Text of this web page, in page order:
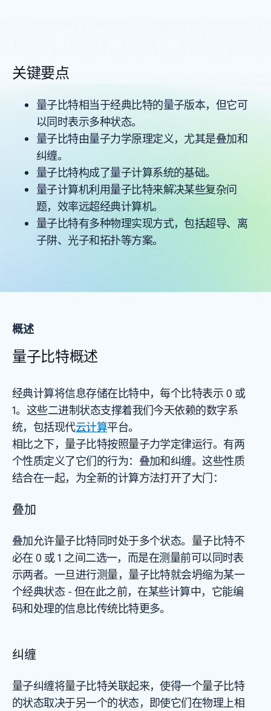
关键要点
量子比特相当于经典比特的量子版本，但它可
以同时表示多种状态。
量子比特由量子力学原理定义，尤其是叠加和
纠缠。
量子比特构成了量子计算系统的基础。
量子计算机利用量子比特来解决某些复杂问
题，效率远超经典计算机。
量子比特有多种物理实现方式，包括超导、离
子阱、光子和拓扑等方案。
概述
量子比特概述
经典计算将信息存储在比特中，每个比特表示 0 或
1。这些二进制状态支撑着我们今天依赖的数字系
统，包括现代云计算平台。
相比之下，量子比特按照量子力学定律运行。有两
个性质定义了它们的行为：叠加和纠缠。这些性质
结合在一起，为全新的计算方法打开了大门：
叠加
叠加允许量子比特同时处于多个状态。量子比特不
必在 0 或 1 之间二选一，而是在测量前可以同时表
示两者。一旦进行测量，量子比特就会坍缩为某一
个经典状态 - 但在此之前，在某些计算中，它能编
码和处理的信息比传统比特更多。
纠缠
量子纠缠将量子比特关联起来，使得一个量子比特
的状态取决于另一个的状态，即使它们在物理上相